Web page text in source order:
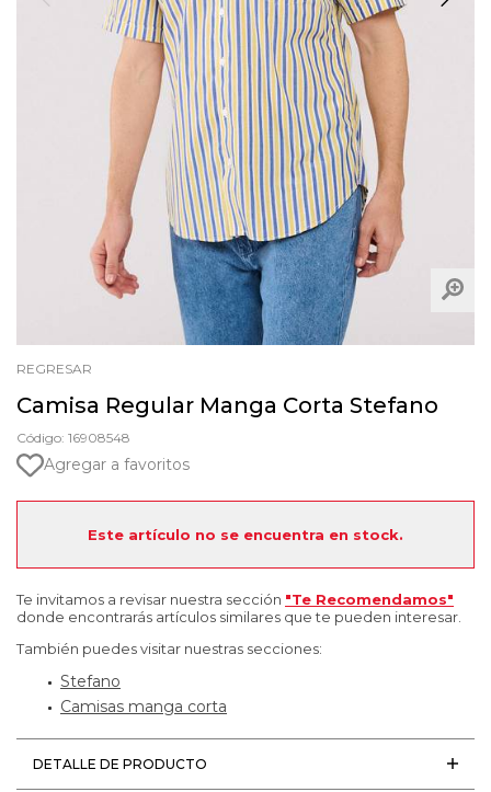
REGRESAR
Camisa Regular Manga Corta Stefano
Código: 16908548
Agregar a favoritos
Este artículo no se encuentra en stock.
Te invitamos a revisar nuestra sección "Te Recomendamos"
donde encontrarás artículos similares que te pueden interesar.
También puedes visitar nuestras secciones:
Stefano
Camisas manga corta
DETALLE DE PRODUCTO